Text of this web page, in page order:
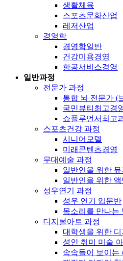
생활체육
스포츠문화산업
레저산업
경영학
경영학일반
건강미용경영
항공서비스경영
일반과정
전문가 과정
통합 뇌 전문가 (
국민뷰티최고경
쇼플루언서최고
스포츠건강 과정
시니어모델
미래콘텐츠경영
무대예술 과정
일반인을 위한
일반인을 위한
성우연기 과정
성우 연기 입문반
목소리를 만나는
디지털아트 과정
대학생을 위한
성인 취미 미술
속속들이 보이는